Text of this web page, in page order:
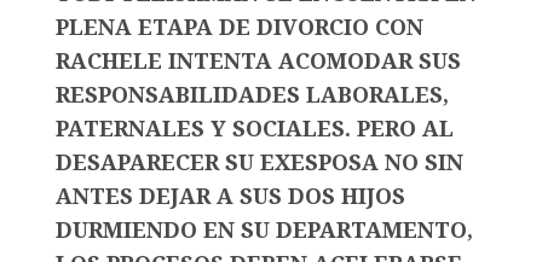
PLENA ETAPA DE DIVORCIO CON
RACHELE INTENTA ACOMODAR SUS
RESPONSABILIDADES LABORALES,
PATERNALES Y SOCIALES. PERO AL
DESAPARECER SU EXESPOSA NO SIN
ANTES DEJAR A SUS DOS HIJOS
DURMIENDO EN SU DEPARTAMENTO,